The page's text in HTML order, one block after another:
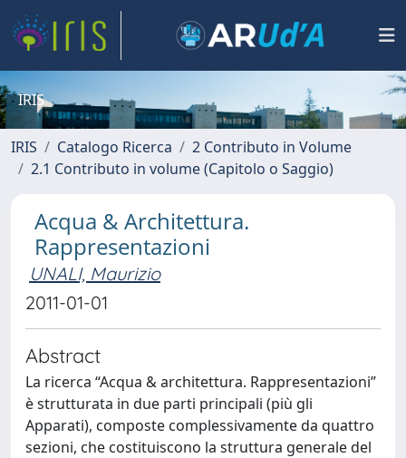
IRIS
IRIS Catalogo Ricerca
2 Contributo in Volume
2.1 Contributo in volume (Capitolo o Saggio)
Acqua & Architettura.
Rappresentazioni
UNALI, Maurizio
2011-01-01
Abstract
La ricerca “Acqua & architettura. Rappresentazioni”
è strutturata in due parti principali (più gli
Apparati), composte complessivamente da quattro
sezioni, che costituiscono la struttura generale del